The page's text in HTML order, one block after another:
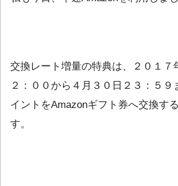
交換レート増量の特典は、２０１７
２：００から４月３０日２３：５９
イントをAmazonギフト券へ交換す
す。